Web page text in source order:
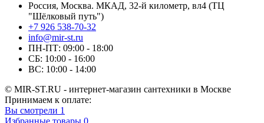
Россия, Москва. МКАД, 32-й километр, вл4 (ТЦ
"Шёлковый путь")
+7 926 538-70-32
info@mir-st.ru
ПН-ПТ: 09:00 - 18:00
СБ: 10:00 - 16:00
ВС: 10:00 - 14:00
© MIR-ST.RU - интернет-магазин сантехники в Москве
Принимаем к оплате:
Вы смотрели 1